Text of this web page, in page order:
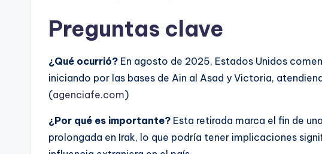
Preguntas clave
¿Qué ocurrió? En agosto de 2025, Estados Unidos
iniciando por las bases de Ain al Asad y Victoria,
(agenciafe.com)
¿Por qué es importante? Esta retirada marca el fin de
prolongada en Irak, lo que podría tener implicaciones